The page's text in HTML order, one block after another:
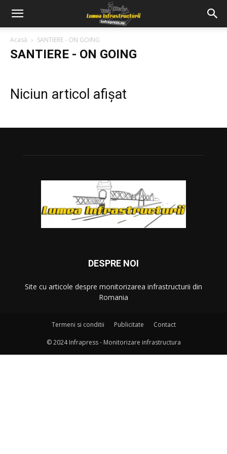
Acasă SANTIERE - ON GOING
SANTIERE - ON GOING
Niciun articol afișat
DESPRE NOI
Site cu articole despre monitorizarea infrastructurii din
Romania
Termeni si conditii Publicitate Contact
© 2024 Infrapress - Monitorizare infrastructura